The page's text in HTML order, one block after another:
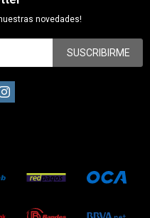
novedades!
SUSCRIBIRME